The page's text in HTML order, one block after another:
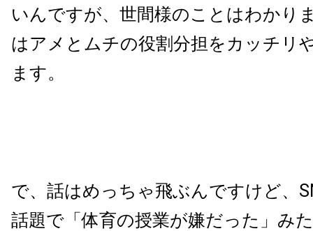
いんですが、世間様のことはわかり
はアメとムチの役割分担をカッチリ
ます。
で、話はめっちゃ飛ぶんですけど、
話題で「体育の授業が嫌だった」み